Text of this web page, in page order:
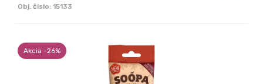
Obj. čislo: 15133
Akcia -26%